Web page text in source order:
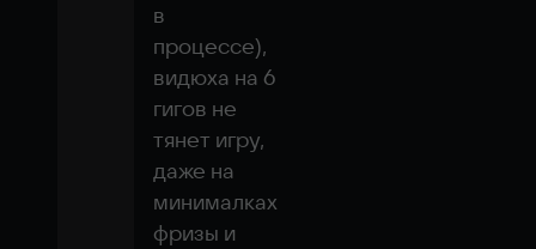
в
процессе),
видюха на 6
гигов не
тянет игру,
даже на
минималках
фризы и